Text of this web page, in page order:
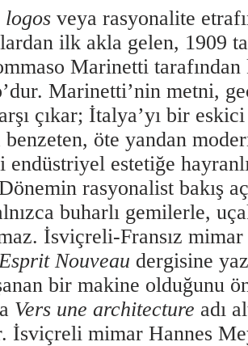
logos veya rasyonalite
ilk akla gelen, 1909
Marinetti tarafından
Marinetti’nin metni,
çıkar; İtalya’yı bir
benzeten, öte yandan
endüstriyel estetiğe
rasyonalist bakış
buharlı gemilerle,
İsviçreli-Fransız
Nouveau dergisine
bir makine olduğunu
Vers une architecture adı
İsviçreli mimar Hannes